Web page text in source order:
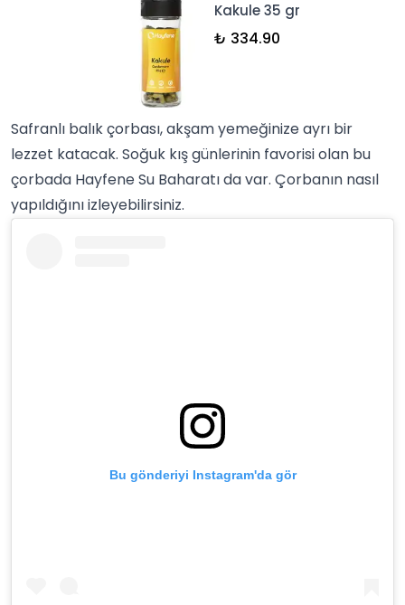
Kakule 35 gr
₺ 334.90
Safranlı balık çorbası, akşam yemeğinize ayrı bir
lezzet katacak. Soğuk kış günlerinin favorisi olan bu
çorbada HayfeneSu Baharatıda var. Çorbanın nasıl
yapıldığını izleyebilirsiniz.
Bu gönderiyi Instagram'da gör